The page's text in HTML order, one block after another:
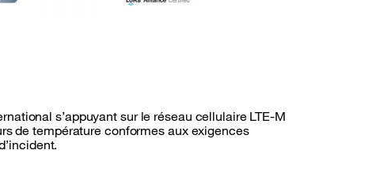
s’appuyant sur le réseau cellulaire LTE-M
de température conformes aux exigences